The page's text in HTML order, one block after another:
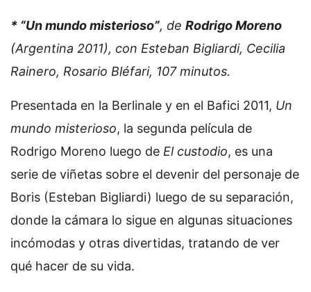
* “Un mundo misterioso”, de Rodrigo Moreno
(Argentina 2011), con Esteban Bigliardi, Cecilia
Rainero, Rosario Bléfari, 107 minutos.
Presentada en la Berlinale y en el Bafici 2011, Un
mundo misterioso, la segunda película de
Rodrigo Moreno luego de El custodio, es una
serie de viñetas sobre el devenir del personaje de
Boris (Esteban Bigliardi) luego de su separación,
donde la cámara lo sigue en algunas situaciones
incómodas y otras divertidas, tratando de ver
qué hacer de su vida.